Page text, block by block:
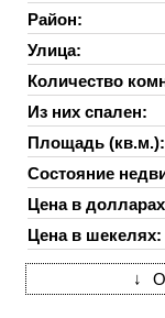
Район:
Улица:
Количество
Из них спален:
Площадь (кв.м.):
Состояние
Цена в
Цена в шекелях:
↓